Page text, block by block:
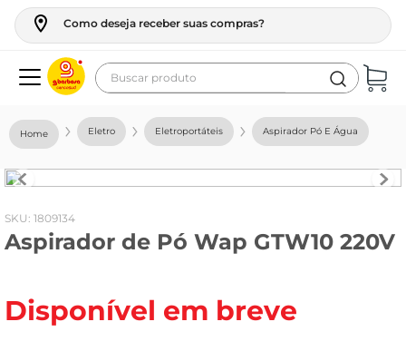
Como deseja receber suas compras?
Buscar produto
Eletro Eletroportáteis Aspirador Pó E Água
: 1809134
Aspirador de Pó Wap GTW10 220V
Disponível em breve
geladeira
fogao
café
frango